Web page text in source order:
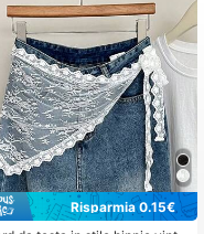
Risparmia 0.15€